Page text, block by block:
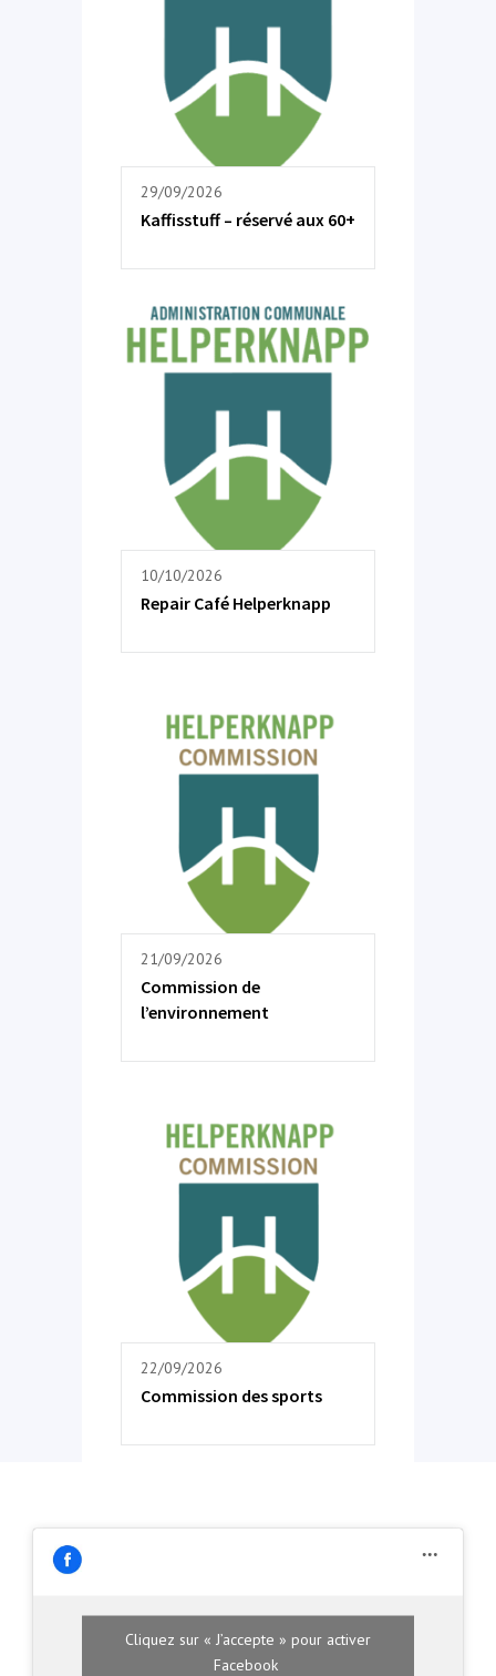
29/09/2026
Kaffisstuff – réservé aux 60+
10/10/2026
Repair Café Helperknapp
21/09/2026
Commission de
l’environnement
22/09/2026
Commission des sports
Cliquez sur « J’accepte » pour activer
Facebook